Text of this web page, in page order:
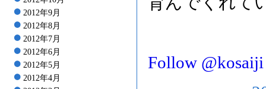
2012年9月
2012年8月
2012年7月
2012年6月
2012年5月
2012年4月
Follow @kosaiji